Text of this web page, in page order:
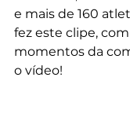
e mais de 160
fez este clipe,
momentos da
o vídeo!